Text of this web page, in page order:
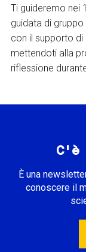
Ti guideremo nei
guidata di gruppo
con il supporto
mettendoti alla
riflessione
C'è
È una
conoscere il